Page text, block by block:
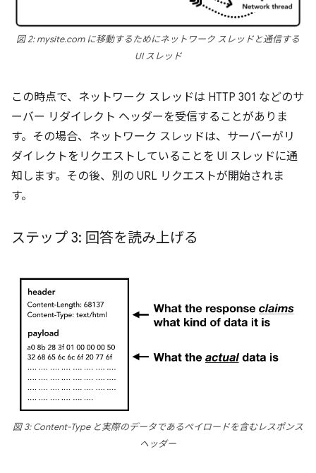
図 2: mysite.com に移動するためにネットワーク スレッドと通信する
UI スレッド
この時点で、ネットワーク スレッドは HTTP 301 などのサ
ーバー リダイレクト ヘッダーを受信することがありま
す。その場合、ネットワーク スレッドは、サーバーがリ
ダイレクトをリクエストしていることを UI スレッドに通
知します。その後、別の URL リクエストが開始されま
す。
ステップ 3: 回答を読み上げる
図 3: Content-Type と実際のデータであるペイロードを含むレスポンス
ヘッダー